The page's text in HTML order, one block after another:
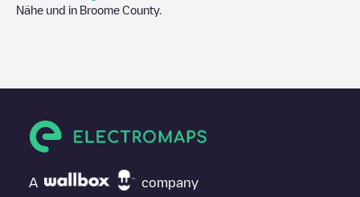
Nähe und in Broome County.
A company